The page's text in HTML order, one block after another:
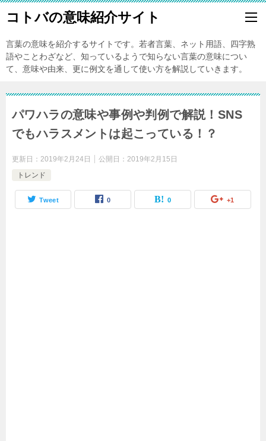
コトバの意味紹介サイト
言葉の意味を紹介するサイトです。若者言葉、ネット用語、四字熟
語やことわざなど、知っているようで知らない言葉の意味につい
て、意味や由来、更に例文を通して使い方を解説していきます。
パワハラの意味や事例や判例で解説！SNS
でもハラスメントは起こっている！？
更新日： 2019年2月24日 公開日： 2019年2月15日
トレンド
Tweet 0 0 +1